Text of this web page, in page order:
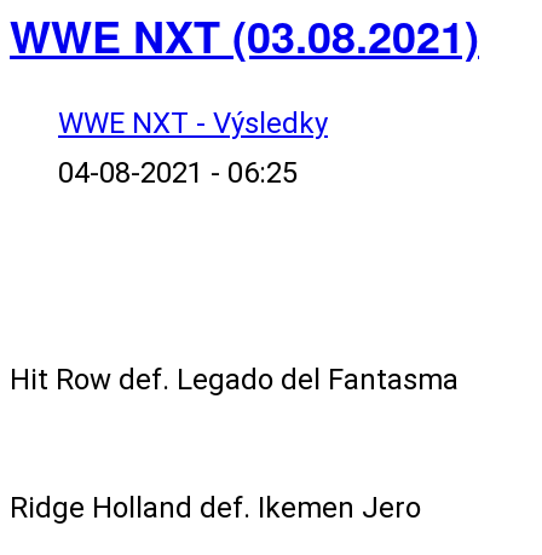
WWE NXT (03.08.2021)
WWE NXT - Výsledky
04-08-2021 - 06:25
Hit Row def. Legado del Fantasma
Ridge Holland def. Ikemen Jero